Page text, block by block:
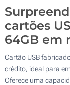
cartões
64GB em
Cartão USB
crédito, ideal para
Oferece uma